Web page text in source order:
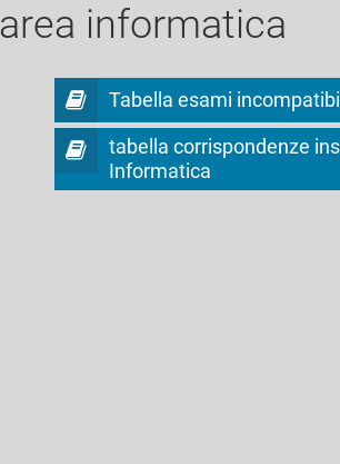
informatica
Tabella esami
tabella corrispondenze
Informatica